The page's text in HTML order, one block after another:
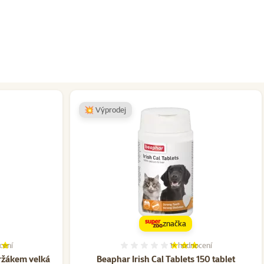
velká
80%, počet hodnocení: 1
Beaphar Irish Cal Tablets 150 tablet
Hodnocení 60%, počet
1×hodnocení
💥 Výprodej
značka